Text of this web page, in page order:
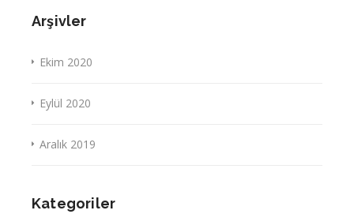
Arşivler
Ekim 2020
Eylül 2020
Aralık 2019
Kategoriler